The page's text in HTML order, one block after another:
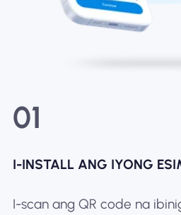
01
I-INSTALL ANG IYONG
I-scan ang QR code na